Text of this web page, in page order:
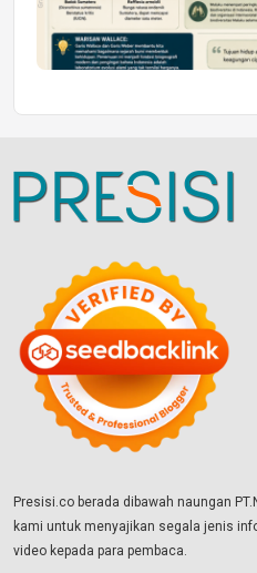
Presisi.co berada dibawah naungan
kami untuk menyajikan segala jenis
video kepada para pembaca.